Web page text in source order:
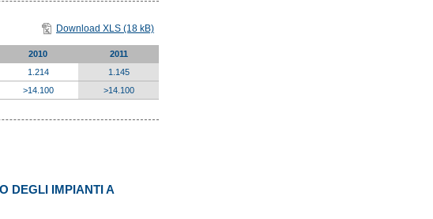
Download XLS (18 kB)
2010
2011
1.214
1.145
>14.100 >14.100
DEGLI IMPIANTI A